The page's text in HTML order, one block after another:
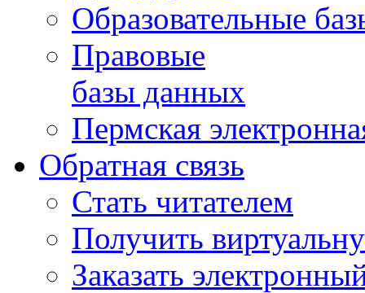
Образовательные
Правовые
базы данных
Пермская
Обратная связь
Стать читателем
Получить
Заказать